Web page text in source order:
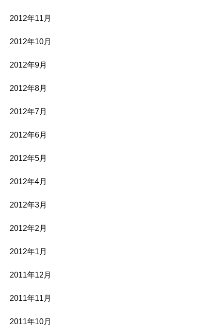
2012年11月
2012年10月
2012年9月
2012年8月
2012年7月
2012年6月
2012年5月
2012年4月
2012年3月
2012年2月
2012年1月
2011年12月
2011年11月
2011年10月